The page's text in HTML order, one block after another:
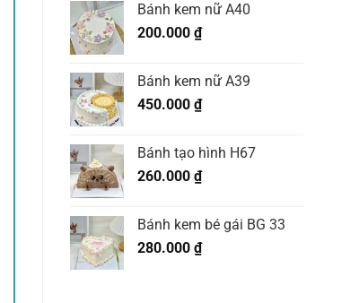
Bánh kem nữ A40
200.000 ₫
Bánh kem nữ A39
450.000 ₫
Bánh tạo hình H67
260.000 ₫
Bánh kem bé gái BG 33
280.000 ₫